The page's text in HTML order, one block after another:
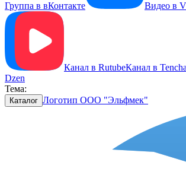
Группа в вКонтакте Видео в
Канал в RutubeКанал в
Dzen
Тема:
Каталог Логотип ООО "Эльфмек"